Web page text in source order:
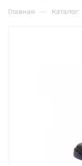
Главная — Каталог